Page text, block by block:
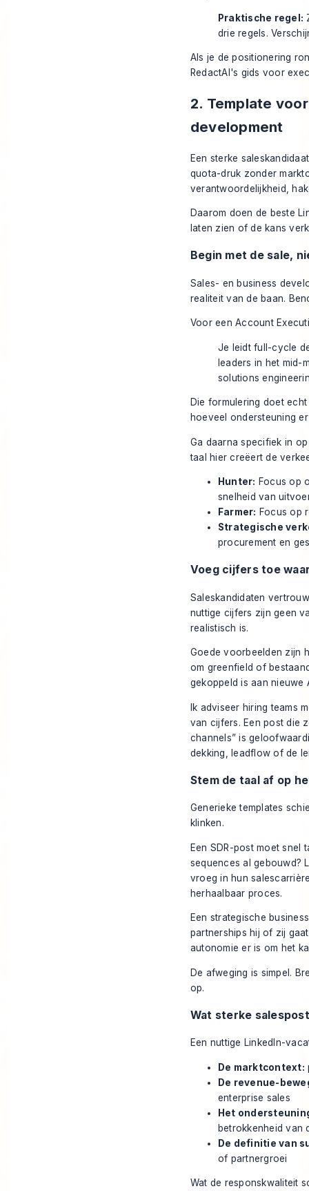
Praktische regel:
drie regels.
Als je de positionering
RedactAI's gids voor
2. Template
development
Een sterke
quota-druk zonder
verantwoordelijkheid,
Daarom doen de beste
laten zien of de kans
Begin met de sale,
Sales- en business
realiteit van de baan.
Voor een Account
Je leidt full-cycle
leaders in het mid-
solutions
Die formulering doet
hoeveel ondersteuning
Ga daarna specifiek in
taal hier creëert de
Hunter: Focus op
snelheid van
Farmer: Focus op
Strategische
procurement en
Voeg cijfers toe
Saleskandidaten
nuttige cijfers zijn geen
realistisch is.
Goede voorbeelden zijn
om greenfield of
gekoppeld is aan nieuwe
Ik adviseer hiring teams
van cijfers. Een post die
channels” is
dekking, leadflow of de
Stem de taal af op
Generieke templates
klinken.
Een SDR-post moet
sequences al gebouwd?
vroeg in hun
herhaalbaar proces.
Een strategische
partnerships hij of zij
autonomie er is om het
De afweging is simpel.
op.
Wat sterke
Een nuttige LinkedIn-
De marktcontext:
De revenue-
enterprise sales
Het
betrokkenheid van
De definitie van
of partnergroei
Wat de responskwaliteit